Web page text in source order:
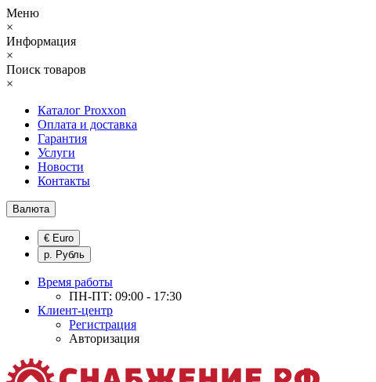
Меню
×
Информация
×
Поиск товаров
×
Каталог Proxxon
Оплата и доставка
Гарантия
Услуги
Новости
Контакты
Валюта
€ Euro
р. Рубль
Время работы
ПН-ПТ: 09:00 - 17:30
Клиент-центр
Регистрация
Авторизация